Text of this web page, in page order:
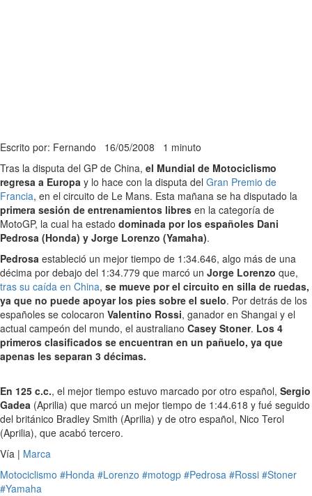
Escrito por: Fernando 16/05/2008 1 minuto
Tras la disputa del GP de China, el Mundial de Motociclismo
regresa a Europa y lo hace con la disputa del Gran Premio de
Francia, en el circuito de Le Mans. Esta mañana se ha disputado la
primera sesión de entrenamientos libres en la categoría de
MotoGP, la cual ha estado dominada por los españoles Dani
Pedrosa (Honda) y Jorge Lorenzo (Yamaha).
Pedrosa estableció un mejor tiempo de 1:34.646, algo más de una
décima por debajo del 1:34.779 que marcó un Jorge Lorenzo que,
tras su caída en China, se mueve por el circuito en silla de ruedas,
ya que no puede apoyar los pies sobre el suelo. Por detrás de los
españoles se colocaron Valentino Rossi, ganador en Shangai y el
actual campeón del mundo, el australiano Casey Stoner. Los 4
primeros clasificados se encuentran en un pañuelo, ya que
apenas les separan 3 décimas.
En 125 c.c., el mejor tiempo estuvo marcado por otro español, Sergio
Gadea (Aprilia) que marcó un mejor tiempo de 1:44.618 y fué seguido
del británico Bradley Smith (Aprilia) y de otro español, Nico Terol
(Aprilia), que acabó tercero.
Vía | Marca
Motociclismo #Honda #Lorenzo #motogp #Pedrosa #Rossi #Stoner
#Yamaha